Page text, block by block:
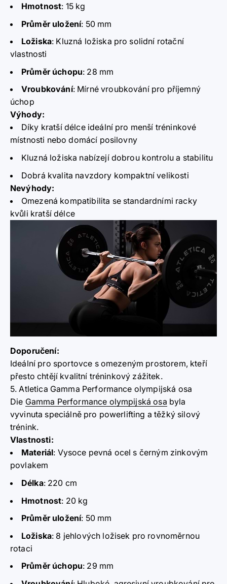
Hmotnost: 15 kg
Průměr uložení: 50 mm
Ložiska: Kluzná ložiska pro solidní rotační
vlastnosti
Průměr úchopu: 28 mm
Vroubkování:Mírné vroubkování pro příjemný
úchop
Výhody:
Díky kratší délce ideální pro menší tréninkové
místnosti nebo domácí posilovny
Kluzná ložiska nabízejí dobrou kontrolu a stabilitu
Dobrá kvalita navzdory kompaktní velikosti
Nevýhody:
Omezená kompatibilita se standardními racky
kvůli kratší délce
Doporučení:
Ideální pro sportovce s omezeným prostorem, kteří
přesto chtějí kvalitní tréninkový zážitek.
5. Atletica Gamma Performance olympijská osa
Die Gamma Performance olympijská osa byla
vyvinuta speciálně pro powerlifting a těžký silový
trénink.
Vlastnosti:
Materiál: Vysoce pevná ocel s černým zinkovým
povlakem
Délka:220 cm
Hmotnost: 20 kg
Průměr uložení: 50 mm
Ložiska: 8 jehlových ložisek pro rovnoměrnou
rotaci
Průměr úchopu: 29 mm